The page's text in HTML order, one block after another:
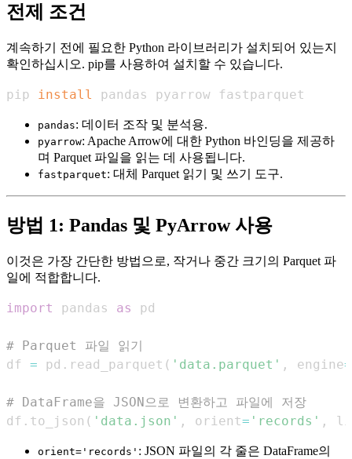
전제 조건
계속하기 전에 필요한 Python 라이브러리가 설치되어 있는지
확인하십시오. pip를 사용하여 설치할 수 있습니다.
pip install pandas pyarrow fastparquet
pandas: 데이터 조작 및 분석용.
pyarrow: Apache Arrow에 대한 Python 바인딩을 제공하
며 Parquet 파일을 읽는 데 사용됩니다.
fastparquet: 대체 Parquet 읽기 및 쓰기 도구.
방법 1: Pandas 및 PyArrow 사용
이것은 가장 간단한 방법으로, 작거나 중간 크기의 Parquet 파
일에 적합합니다.
import pandas as
# Parquet 파일 읽기
df = pd . read_parquet ( 'data.parquet' , engine=
# DataFrame을 JSON으로 변환하고 파일에 저장
df . to_json ( 'data.json' , orient= 'records' ,
orient='records' : JSON 파일의 각 줄은 DataFrame의